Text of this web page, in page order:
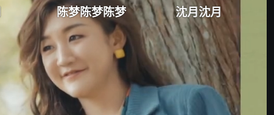
密室大逃脱 第八季
忙忙碌碌寻宝藏2
我们的宿舍·归心季
爸爸当家 第五季
沈月沈月 来看沈月咯